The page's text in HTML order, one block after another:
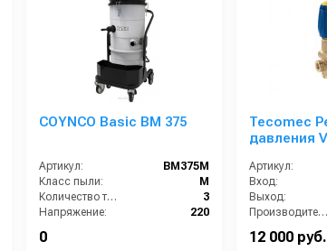
COYNCO Basic BM 375
Артикул:
BM375M
Класс пыли:
М
Количество турбин (шт):
3
Напряжение:
220
0
Tecomec
давления
Артикул:
Вход:
Выход:
Производительность (л/мин):
Температура (°C):
Рабочее давление (бар):
12 000 руб.